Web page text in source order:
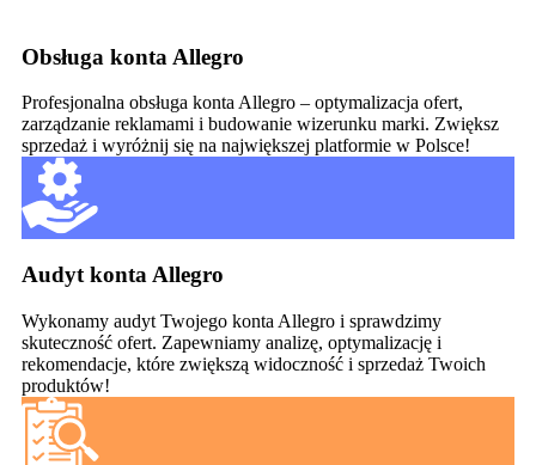
Obsługa konta Allegro
Profesjonalna obsługa konta Allegro – optymalizacja ofert,
zarządzanie reklamami i budowanie wizerunku marki. Zwiększ
sprzedaż i wyróżnij się na największej platformie w Polsce!
Audyt konta Allegro
Wykonamy audyt Twojego konta Allegro i sprawdzimy
skuteczność ofert. Zapewniamy analizę, optymalizację i
rekomendacje, które zwiększą widoczność i sprzedaż Twoich
produktów!